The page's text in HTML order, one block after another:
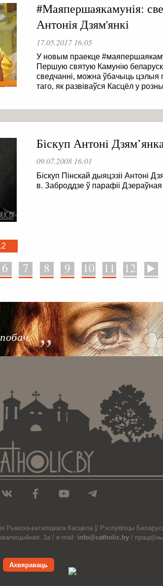
#Маяпершаякамунія:
Антонія Дзям'янкі
17.05.2017 16:05
У новым праекце
Першую святую Камунію
сведчанні, можна ўбачыць цэлыя
таго, як развіваўся Касцёл у
Біскуп Антонi
09.07.2008 16:01
Біскуп Пінскай дыяцэзіі Антоні
в. Заброддзе ў парафіі Дзераўная
6 7 8 9 10 11 12
Рымска-каталіцкагаКасцёла ў Рэспубліцы
1а / e-mail: info@catholic.by/
Ахвяраваць